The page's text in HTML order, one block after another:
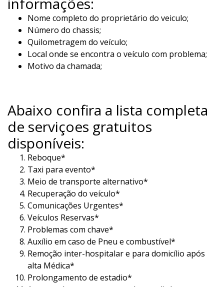
Nome completo do proprietário do veiculo;
Número do chassis;
Quilometragem do veículo;
Local onde se encontra o veículo com problema;
Motivo da chamada;
Abaixo confira a lista completa
de serviçoes gratuitos
disponíveis:
Reboque*
Taxi para evento*
Meio de transporte alternativo*
Recuperação do veículo*
Comunicações Urgentes*
Veículos Reservas*
Problemas com chave*
Auxílio em caso de Pneu e combustível*
Remoção inter-hospitalar e para domicílio após
alta Médica*
Prolongamento de estadio*